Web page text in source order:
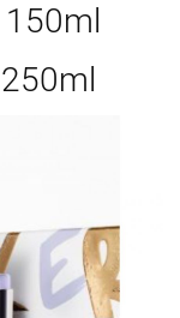
150ml